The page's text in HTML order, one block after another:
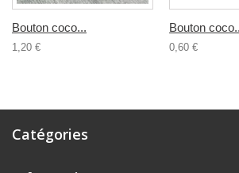
Bouton coco...
1,20 €
Bouton
0,60 €
Catégories